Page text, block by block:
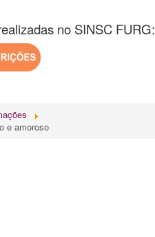
no SINSC FURG:
e amoroso